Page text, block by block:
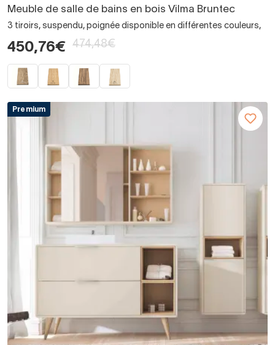
Meuble de salle de bains en bois Vilma Bruntec
3 tiroirs, suspendu, poignée disponible en différentes couleurs,
450,76€ 474,48€
Premium